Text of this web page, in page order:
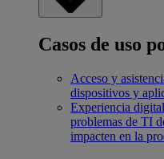
Casos de uso
Acceso y
dispositivos y
Experiencia
problemas de TI
impacten en la